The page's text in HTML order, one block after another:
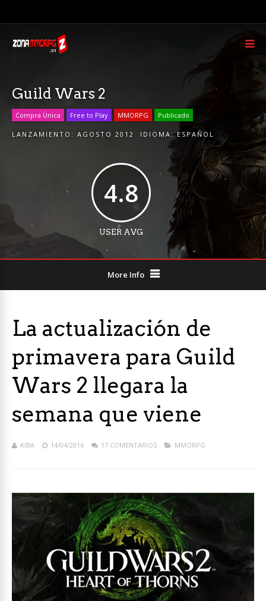
Guild Wars 2
Compra Única Free to Play MMORPG Publicado
LANZAMIENTO: AGOSTO 2012 IDIOMA:ESPAÑOL
4.8
USER AVG
More Info
La actualización de
primavera para Guild
Wars 2 llegara la
semana que viene
KIBA 14/04/2016 17 COMENTARIOS MMORPG